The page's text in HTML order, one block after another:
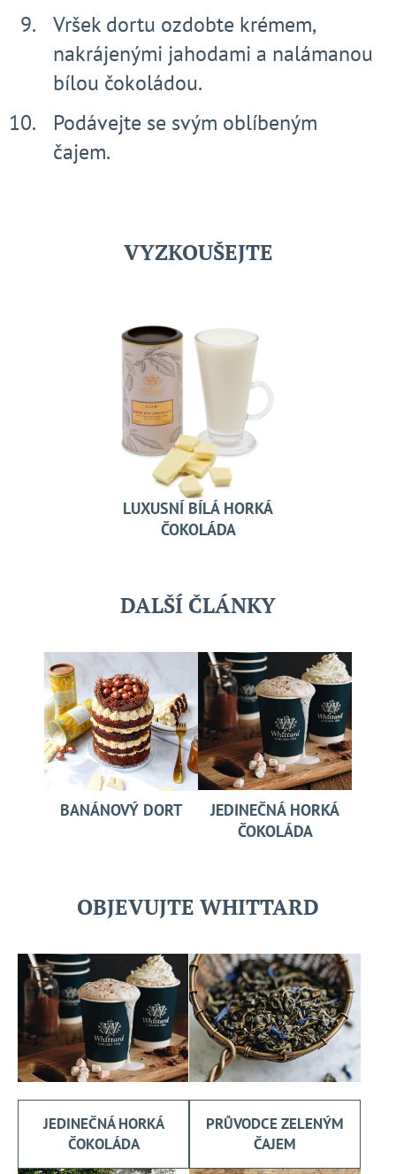
Vršek dortu ozdobte krémem,
nakrájenými jahodami a nalámanou
bílou čokoládou.
Podávejte se svým oblíbeným
čajem.
VYZKOUŠEJTE
LUXUSNÍ BÍLÁ HORKÁ
ČOKOLÁDA
DALŠÍ ČLÁNKY
BANÁNOVÝ DORT
JEDINEČNÁ HORKÁ
ČOKOLÁDA
OBJEVUJTE WHITTARD
JEDINEČNÁ HORKÁ
ČOKOLÁDA
PRŮVODCE ZELENÝM
ČAJEM